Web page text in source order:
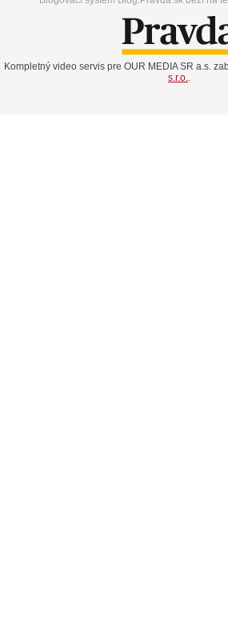
Kompletný video servis pre OUR MEDIA SR a.s.
s.r.o..